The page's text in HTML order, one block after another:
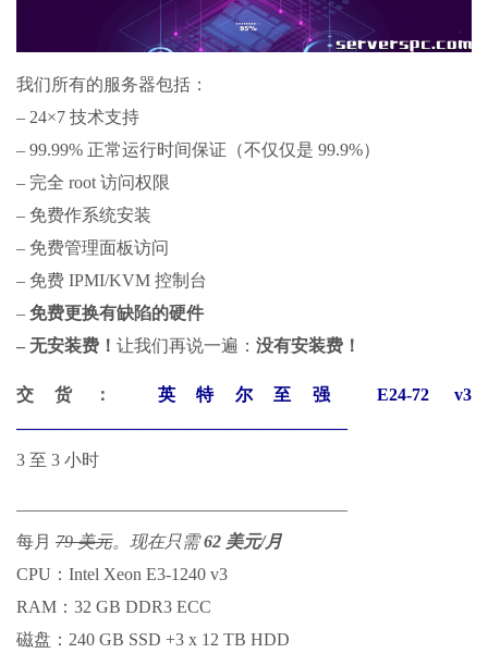
我们所有的服务器包括：
– 24×7 技术支持
– 99.99% 正常运行时间保证（不仅仅是 99.9%）
– 完全 root 访问权限
– 免费作系统安装
– 免费管理面板访问
– 免费 IPMI/KVM 控制台
– 免费更换有缺陷的硬件
– 无安装费！ 让我们再说一遍： 没有安装费！
交货：
英特尔至强 E24-72 v3
———————————————————
3 至 3 小时
———————————————————
每月 79 美元。现在只需62 美元/月
CPU：Intel Xeon E3-1240 v3
RAM：32 GB DDR3 ECC
磁盘：240 GB SSD +3 x 12 TB HDD